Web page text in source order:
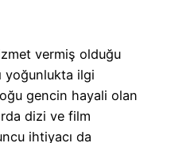
vermiş olduğu
yoğunlukta ilgi
gencin hayali olan
dizi ve film
ihtiyacı da